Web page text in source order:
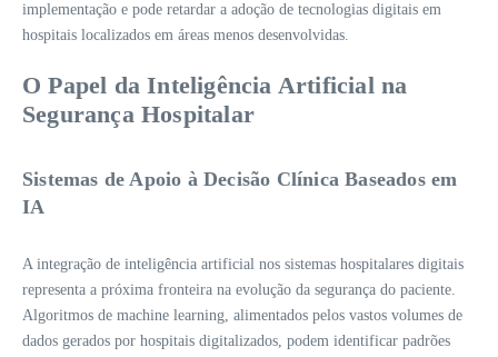
implementação e pode retardar a adoção de tecnologias digitais em
hospitais localizados em áreas menos desenvolvidas.
O Papel da Inteligência Artificial na
Segurança Hospitalar
Sistemas de Apoio à Decisão Clínica Baseados em
IA
A integração de inteligência artificial nos sistemas hospitalares digitais
representa a próxima fronteira na evolução da segurança do paciente.
Algoritmos de machine learning, alimentados pelos vastos volumes de
dados gerados por hospitais digitalizados, podem identificar padrões